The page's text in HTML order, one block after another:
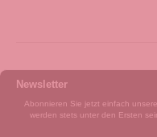
Newsletter
Abonnieren Sie jetzt einfach
werden stets unter den Ersten